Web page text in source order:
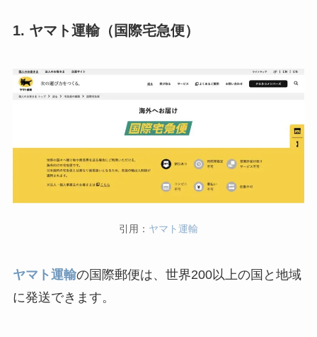
1. ヤマト運輸（国際宅急便）
引用： ヤマト運輸
ヤマト運輸の国際郵便は、世界200以上の国と地域
に発送できます。